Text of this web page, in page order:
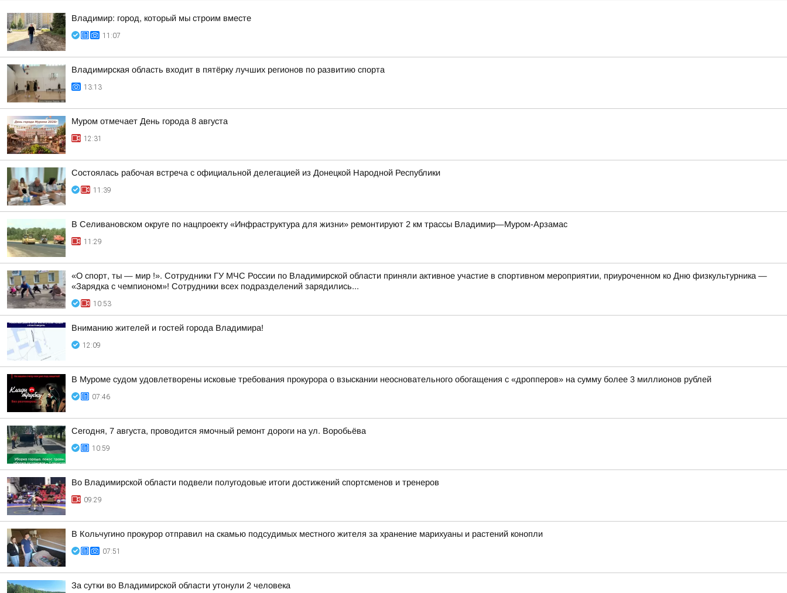
Владимир: город, который мы строим вместе
11:07
Владимирская область входит в пятёрку лучших регионов по развитию спорта
13:13
Муром отмечает День города 8 августа
12:31
Состоялась рабочая встреча с официальной делегацией из Донецкой Народной Республики
11:39
В Селивановском округе по нацпроекту «Инфраструктура для жизни» ремонтируют 2 км трассы Владимир—Муром-Арзамас
11:29
«О спорт, ты — мир !». Сотрудники ГУ МЧС России по Владимирской области приняли активное участие в спортивном мероприятии, приуроченном ко Дню физкультурника —
«Зарядка с чемпионом»! Сотрудники всех подразделений зарядились...
10:53
Вниманию жителей и гостей города Владимира!
12:09
В Муроме судом удовлетворены исковые требования прокурора о взыскании неосновательного обогащения с «дропперов» на сумму более 3 миллионов рублей
07:46
Сегодня, 7 августа, проводится ямочный ремонт дороги на ул. Воробьёва
10:59
Во Владимирской области подвели полугодовые итоги достижений спортсменов и тренеров
09:29
В Кольчугино прокурор отправил на скамью подсудимых местного жителя за хранение марихуаны и растений конопли
07:51
За сутки во Владимирской области утонули 2 человека